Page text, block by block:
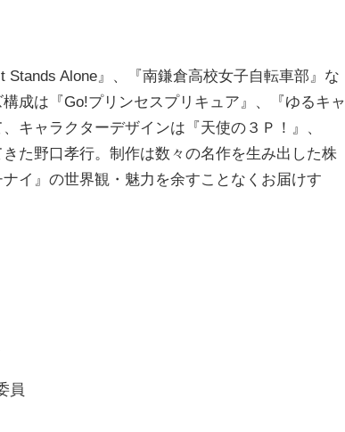
Alone』、『南鎌倉高校女子自転車部』な
成は『Go!プリンセスプリキュア』、『ゆるキャ
キャラクターデザインは『天使の３Ｐ！』、
た野口孝行。制作は数々の名作を生み出した株
イ』の世界観・魅力を余すことなくお届けす
員